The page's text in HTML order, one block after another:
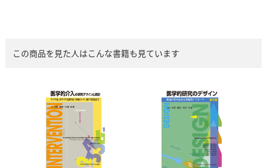
この商品を見た人はこんな書籍も見ています